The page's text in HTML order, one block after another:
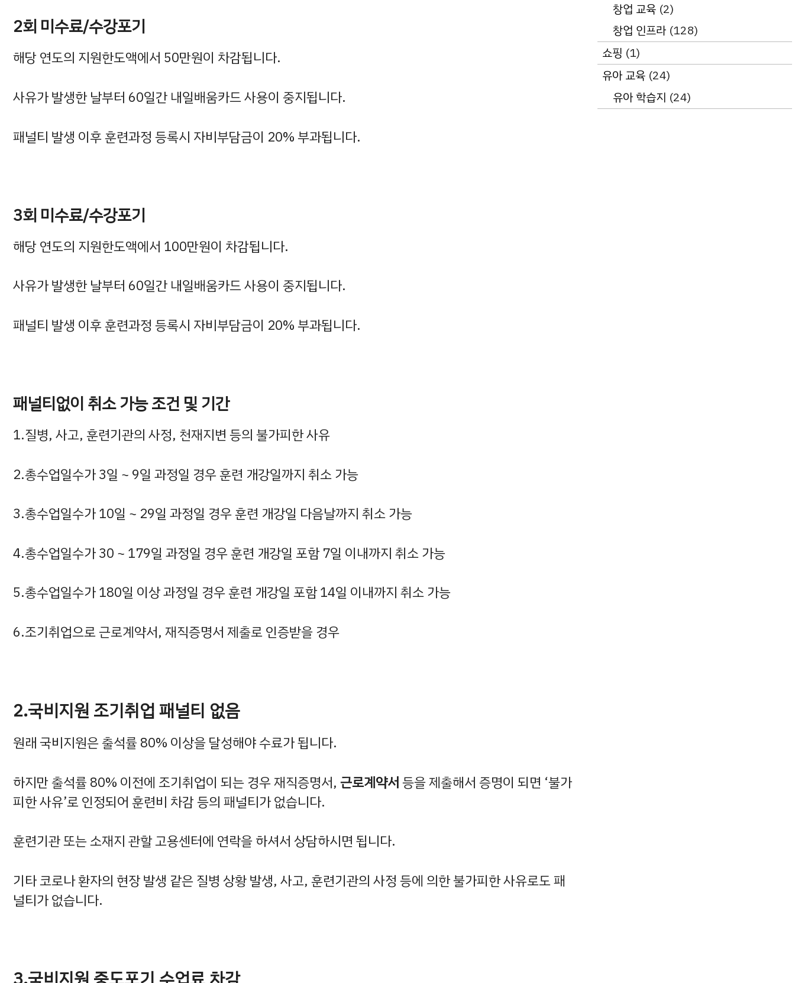
2회 미수료/수강포기
해당 연도의 지원한도액에서 50만원이 차감됩니다.
사유가 발생한 날부터 60일간 내일배움카드 사용이 중지됩니다.
패널티 발생 이후 훈련과정 등록시 자비부담금이 20% 부과됩니다.
3회 미수료/수강포기
해당 연도의 지원한도액에서 100만원이 차감됩니다.
사유가 발생한 날부터 60일간 내일배움카드 사용이 중지됩니다.
패널티 발생 이후 훈련과정 등록시 자비부담금이 20% 부과됩니다.
패널티없이 취소 가능 조건 및 기간
1.질병, 사고, 훈련기관의 사정, 천재지변 등의 불가피한 사유
2.총수업일수가 3일 ~ 9일 과정일 경우 훈련 개강일까지 취소 가능
3.총수업일수가 10일 ~ 29일 과정일 경우 훈련 개강일 다음날까지 취소 가능
4.총수업일수가 30 ~ 179일 과정일 경우 훈련 개강일 포함 7일 이내까지 취소 가능
5.총수업일수가 180일 이상 과정일 경우 훈련 개강일 포함 14일 이내까지 취소 가능
6.조기취업으로 근로계약서, 재직증명서 제출로 인증받을 경우
2.국비지원 조기취업 패널티 없음
원래 국비지원은 출석률 80% 이상을 달성해야 수료가 됩니다.
하지만 출석률 80% 이전에 조기취업이 되는 경우 재직증명서, 근로계약서등을 제출해서 증명이 되면 ‘불가
피한 사유’로 인정되어 훈련비 차감 등의 패널티가 없습니다.
훈련기관 또는 소재지 관할 고용센터에 연락을 하셔서 상담하시면 됩니다.
기타 코로나 환자의 현장 발생 같은 질병 상황 발생, 사고, 훈련기관의 사정 등에 의한 불가피한 사유로도 패
널티가 없습니다.
창업 교육 (2)
창업 인프라 (128)
쇼핑 (1)
유아 교육 (24)
유아 학습지 (24)